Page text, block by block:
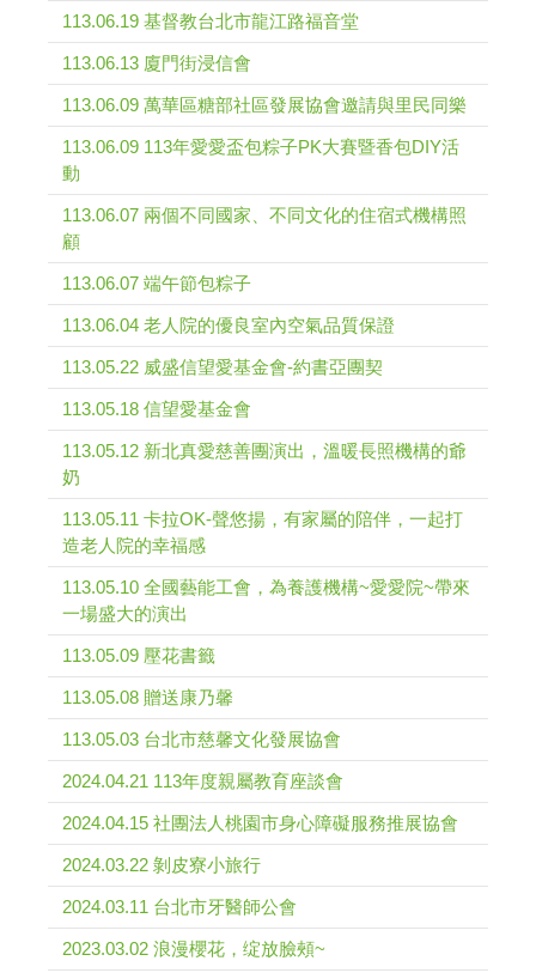
113.06.19 基督教台北市龍江路福音堂
113.06.13 廈門街浸信會
113.06.09 萬華區糖部社區發展協會邀請與里民同樂
113.06.09 113年愛愛盃包粽子PK大賽暨香包DIY活
動
113.06.07 兩個不同國家、不同文化的住宿式機構照
顧
113.06.07 端午節包粽子
113.06.04 老人院的優良室內空氣品質保證
113.05.22 威盛信望愛基金會-約書亞團契
113.05.18 信望愛基金會
113.05.12 新北真愛慈善團演出，溫暖長照機構的爺
奶
113.05.11 卡拉OK-聲悠揚，有家屬的陪伴，一起打
造老人院的幸福感
113.05.10 全國藝能工會，為養護機構~愛愛院~帶來
一場盛大的演出
113.05.09 壓花書籤
113.05.08 贈送康乃馨
113.05.03 台北市慈馨文化發展協會
2024.04.21 113年度親屬教育座談會
2024.04.15 社團法人桃園市身心障礙服務推展協會
2024.03.22 剝皮寮小旅行
2024.03.11 台北市牙醫師公會
2023.03.02 浪漫櫻花，绽放臉頰~